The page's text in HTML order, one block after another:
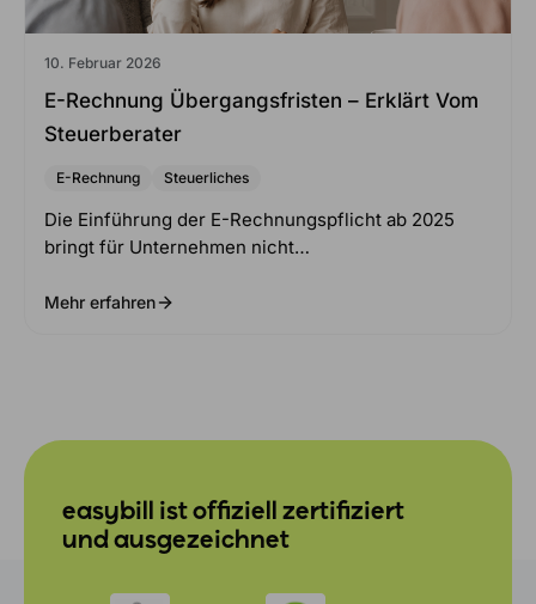
10. Februar 2026
E-Rechnung Übergangsfristen – Erklärt Vom
Steuerberater
E-Rechnung Steuerliches
Die Einführung der E-Rechnungspflicht ab 2025
bringt für Unternehmen nicht…
Mehr erfahren
easybill ist offiziell zertifiziert
und ausgezeichnet